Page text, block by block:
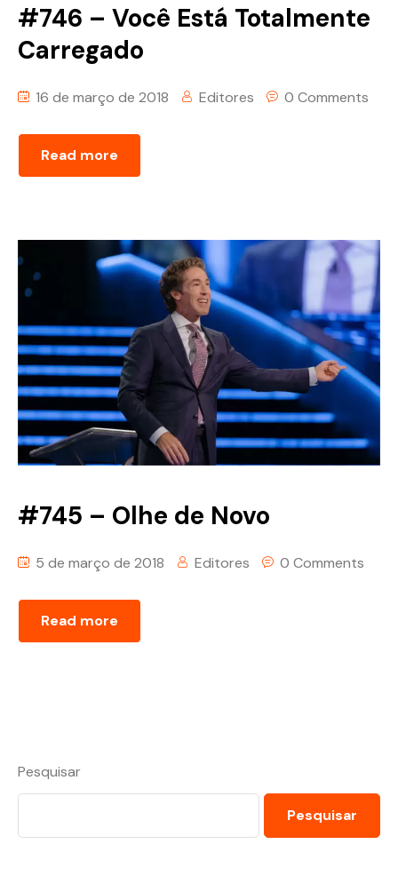
#746 – Você Está Totalmente
Carregado
16 de março de 2018 Editores 0 Comments
Read more
#745 – Olhe de Novo
5 de março de 2018 Editores 0 Comments
Read more
Pesquisar
Pesquisar